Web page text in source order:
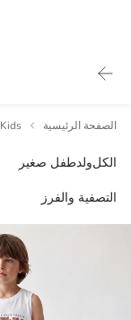
الصفحة الرئيسية Kids
الكلولدطفل صغير
التصفية والفرز